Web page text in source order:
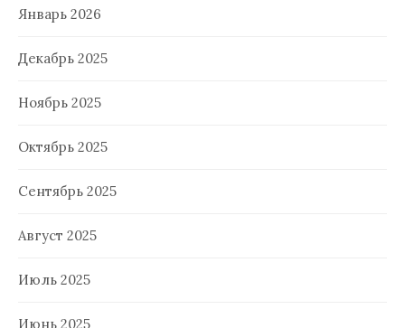
Январь 2026
Декабрь 2025
Ноябрь 2025
Октябрь 2025
Сентябрь 2025
Август 2025
Июль 2025
Июнь 2025